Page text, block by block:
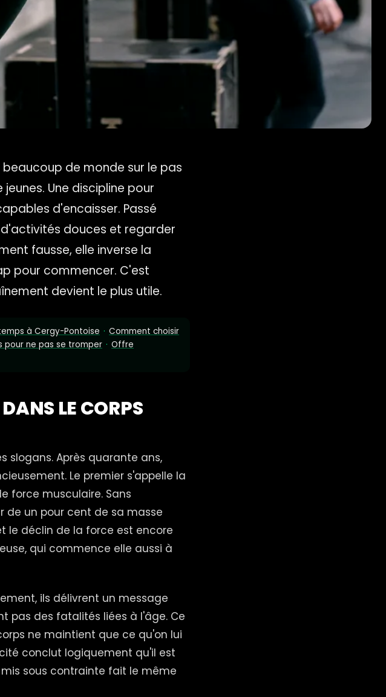
de monde sur le pas
Une discipline pour
d'encaisser. Passé
douces et regarder
fausse, elle inverse la
pour commencer. C'est
devient le plus utile.
à Cergy-Pontoise · Comment choisir
pour ne pas se tromper · Offre
LE CORPS
slogans. Après quarante ans,
Le premier s'appelle la
force musculaire. Sans
de un pour cent de sa masse
le déclin de la force est encore
qui commence elle aussi à
ils délivrent un message
pas des fatalités liées à l'âge. Ce
ne maintient que ce qu'on lui
conclut logiquement qu'il est
sous contrainte fait le même